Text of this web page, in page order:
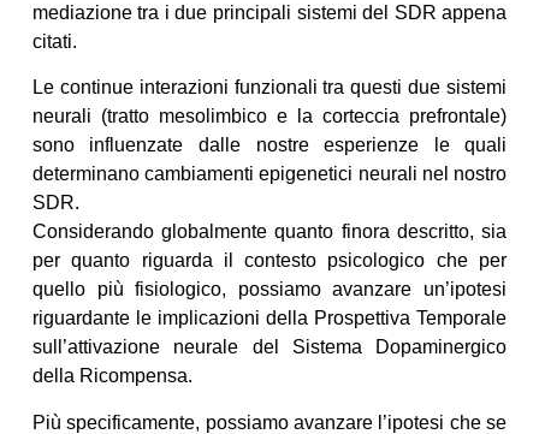
mediazione tra i due principali sistemi del SDR appena
citati.
Le continue interazioni funzionali tra questi due sistemi
neurali (tratto mesolimbico e la corteccia prefrontale)
sono influenzate dalle nostre esperienze le quali
determinano cambiamenti epigenetici neurali nel nostro
SDR.
Considerando globalmente quanto finora descritto, sia
per quanto riguarda il contesto psicologico che per
quello più fisiologico, possiamo avanzare un’ipotesi
riguardante le implicazioni della Prospettiva Temporale
sull’attivazione neurale del Sistema Dopaminergico
della Ricompensa.
Più specificamente, possiamo avanzare l’ipotesi che se